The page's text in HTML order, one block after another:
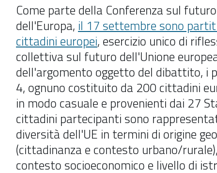
Come parte della Conferenza sul futuro
dell'Europa, il 17 settembre sono
cittadini europei, esercizio unico di
collettiva sul futuro dell'Unione
dell'argomento oggetto del dibattito, i
4, ognuno costituito da 200 cittadini
in modo casuale e provenienti dai 27
cittadini partecipanti sono
diversità dell'UE in termini di origine
(cittadinanza e contesto urbano/
contesto socioeconomico e livello di